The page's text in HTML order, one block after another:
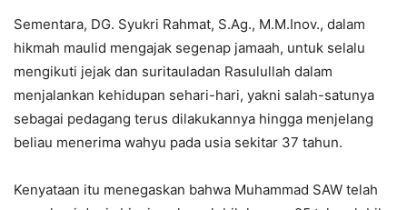
Sementara, DG. Syukri Rahmat, S.Ag., M.M.Inov., dalam
hikmah maulid mengajak segenap jamaah, untuk selalu
mengikuti jejak dan suritauladan Rasulullah dalam
menjalankan kehidupan sehari-hari, yakni salah-satunya
sebagai pedagang terus dilakukannya hingga menjelang
beliau menerima wahyu pada usia sekitar 37 tahun.
Kenyataan itu menegaskan bahwa Muhammad SAW telah